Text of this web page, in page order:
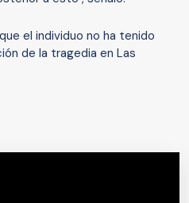
el individuo no ha tenido
de la tragedia en Las